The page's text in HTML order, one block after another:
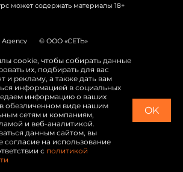
может содержать материалы 18+
Agency © ООО «СЕТЬ»
Карта сайта
cookie, чтобы собирать данные
их, подбирать для вас
и рекламу, а также дать вам
информацией в социальных
информацию о ваших
в обезличенном виде нашим
сетям и компаниям,
и веб-аналитикой.
данным сайтом, вы
согласие на использование
с политикой
OK